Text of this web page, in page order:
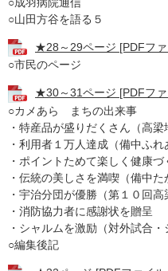
○山田方谷を語る５
★28～29ページ [PDFフ
○市民のページ
★30～31ページ [PDFフ
○カメあら まちの出来事
・特産品が盛りだくさん（高
・利用者１万人達成（備中ふれ
・ポイントためて楽しく健康
・伝統の美しさを満喫（備中
・宇治分団が優勝（第１０回高
・消防協力者に感謝状を贈呈
・シャルムを激励（対外試合・
○編集後記